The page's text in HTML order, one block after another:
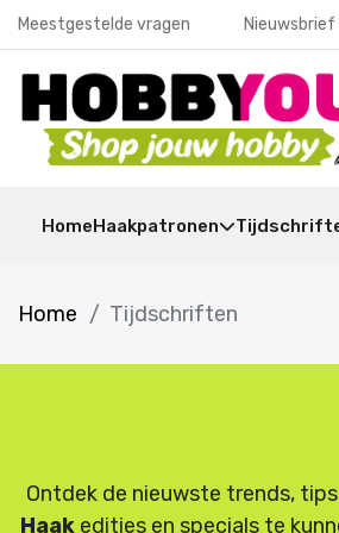
Meestgestelde vragen Nieuwsbrief
HomeHaakpatronen
Home Tijdschriften
Ontdek de nieuwste trends,
Haakedities en specials te